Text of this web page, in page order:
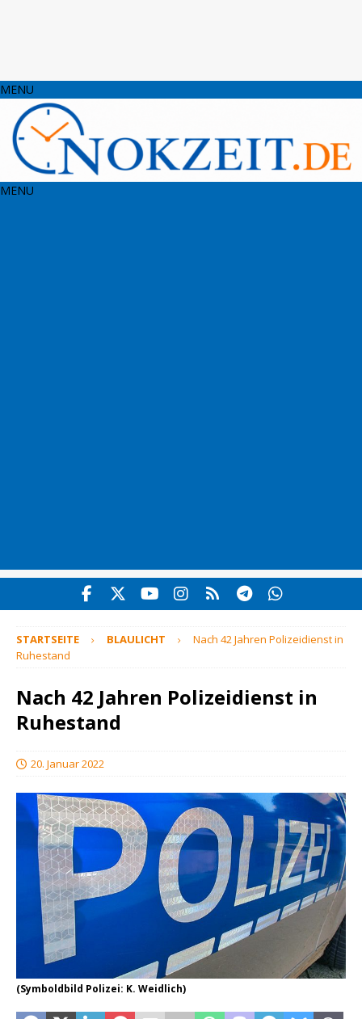
MENU
MENU
STARTSEITE BLAULICHT
Nach 42 Jahren Polizeidienst in
Ruhestand
Nach 42 Jahren Polizeidienst in
Ruhestand
20. Januar 2022
(Symboldbild Polizei: K. Weidlich)